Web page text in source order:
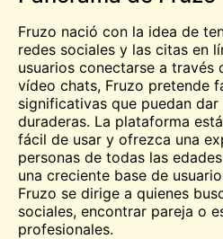
Fruzo nació con la idea de
redes sociales y las citas en
usuarios conectarse a través
vídeo chats, Fruzo pretende
significativas que puedan
duraderas. La plataforma
fácil de usar y ofrezca una
personas de todas las
una creciente base de
Fruzo se dirige a quienes
sociales, encontrar pareja o
profesionales.